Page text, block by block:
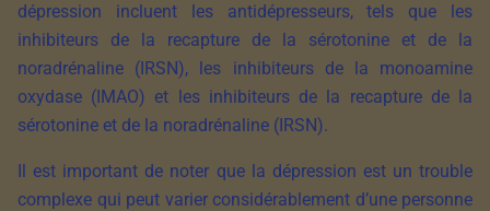
dépression incluent les antidépresseurs, tels que les
inhibiteurs de la recapture de la sérotonine et de la
noradrénaline (IRSN), les inhibiteurs de la monoamine
oxydase (IMAO) et les inhibiteurs de la recapture de la
sérotonine et de la noradrénaline (IRSN).
Il est important de noter que la dépression est un trouble
complexe qui peut varier considérablement d’une personne